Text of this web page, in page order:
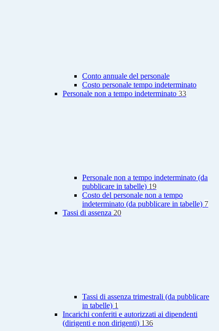
Conto annuale del personale
Costo personale tempo indeterminato
Personale non a tempo indeterminato 33
Personale non a tempo indeterminato (da
pubblicare in tabelle) 19
Costo del personale non a tempo
indeterminato (da pubblicare in tabelle) 7
Tassi di assenza 20
Tassi di assenza trimestrali (da pubblicare
in tabelle) 1
Incarichi conferiti e autorizzati ai dipendenti
(dirigenti e non dirigenti) 136